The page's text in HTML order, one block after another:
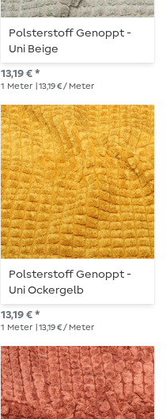
Polsterstoff Genoppt -
Uni Beige
13,19 € *
1 Meter | 13,19 € / Meter
Polsterstoff Genoppt -
Uni Ockergelb
13,19 € *
1 Meter | 13,19 € / Meter